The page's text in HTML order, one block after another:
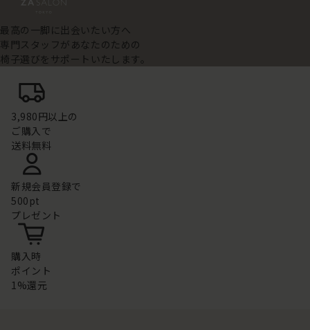
最高の一脚に出会いたい方へ
専門スタッフがあなたのための
椅子選びをサポートいたします。
3,980円以上の
ご購入で
送料無料
新規会員登録で
500pt
プレゼント
購入時
ポイント
1%還元